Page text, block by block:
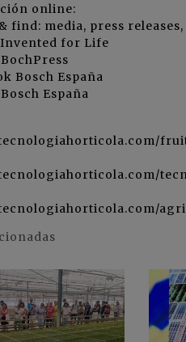
online:
find: media, press
Invented for Life
Bosch España
España